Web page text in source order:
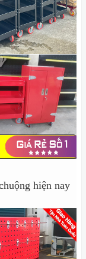
hiện nay